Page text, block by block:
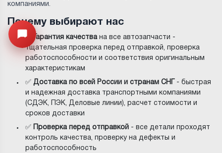
Открыть меню
компаниями.
Почему выбирают нас
✅ Гарантия качествана все автозапчасти -
тщательная проверка перед отправкой, проверка
работоспособности и соответствия оригинальным
характеристикам
✅Доставка по всей России и странам СНГ
- быстрая
и надежная доставка транспортными компаниями
(СДЭК, ПЭК, Деловые линии), расчет стоимости и
сроков доставки
✅ Проверка перед отправкой - все детали проходят
контроль качества, проверку на дефекты и
работоспособность